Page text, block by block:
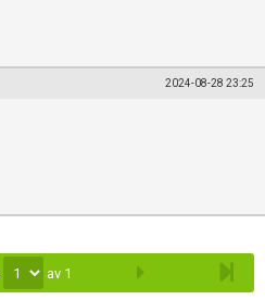
2024-08-28 23:25
av 1